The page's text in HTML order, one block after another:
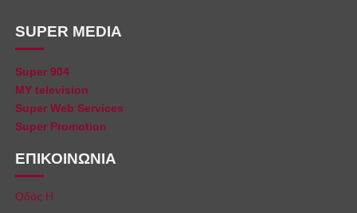
SUPER MEDIA
Super 904
MY television
Super Web Services
Super Promotion
ΕΠΙΚΟΙΝΩΝΙΑ
Οδός Η